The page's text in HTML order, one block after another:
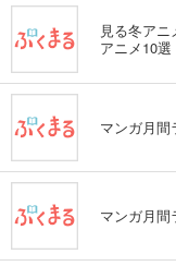
見る冬ア
アニメ10選
マンガ月間
マンガ月間